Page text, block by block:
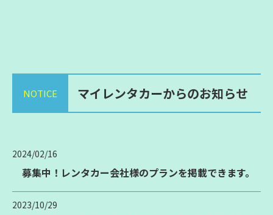
NOTICE マイレンタカーからのお知らせ
2024/02/16
募集中！レンタカー会社様のプランを掲載できます。
2023/10/29